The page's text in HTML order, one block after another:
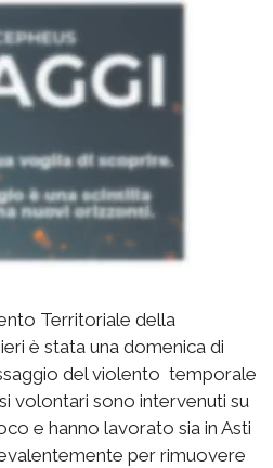
Territoriale della
è stata una domenica di
del violento temporale
volontari sono intervenuti su
e hanno lavorato sia in Asti
per rimuovere